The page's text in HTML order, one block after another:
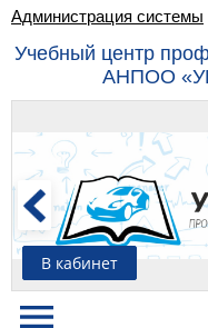
Администрация системы
Учебный центр
АНПОО
В кабинет